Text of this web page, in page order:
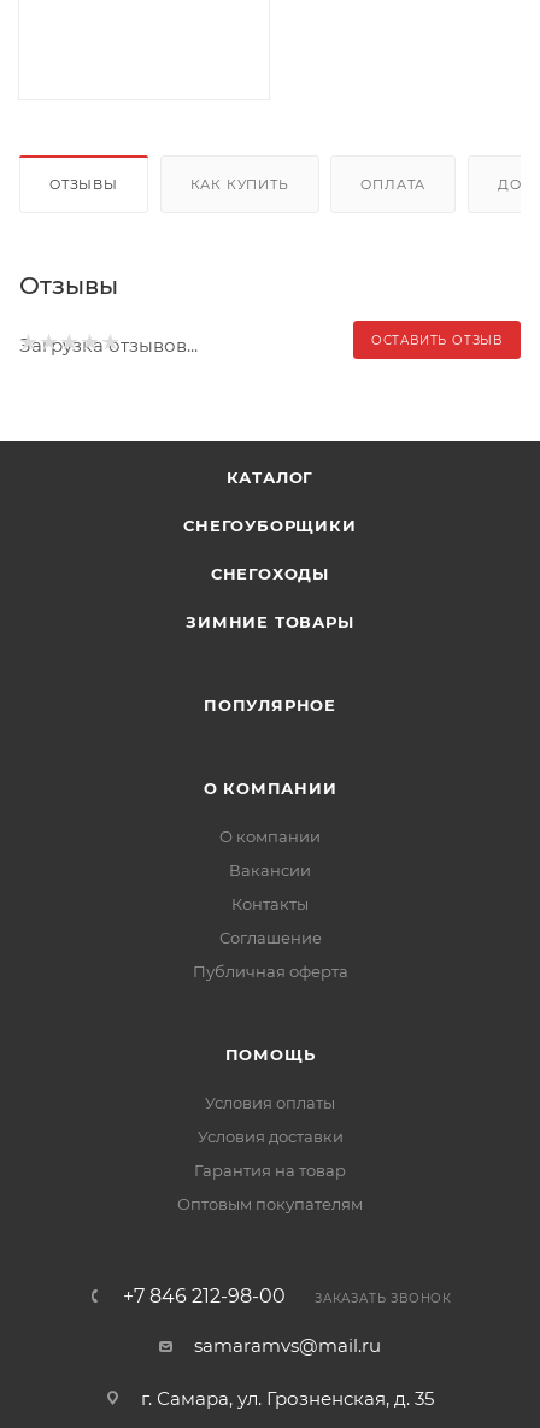
ОТЗЫВЫ КАК КУПИТЬ ОПЛАТА
Отзывы
ОСТАВИТЬ ОТЗЫВ
Загрузка отзывов...
КАТАЛОГ
СНЕГОУБОРЩИКИ
СНЕГОХОДЫ
ЗИМНИЕ ТОВАРЫ
ПОПУЛЯРНОЕ
О КОМПАНИИ
О компании
Вакансии
Контакты
Соглашение
Публичная оферта
ПОМОЩЬ
Условия оплаты
Условия доставки
Гарантия на товар
Оптовым покупателям
+7 846 212-98-00 ЗАКАЗАТЬ ЗВОНОК
samaramvs@mail.ru
г. Самара, ул. Грозненская, д. 35